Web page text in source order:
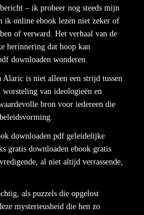
– ik probeer nog steeds mijn
ik online ebook lezen niet zeker of
of verward. Het verhaal van de
herinnering dat hoop kan
downloaden wonderen.
Alaric is niet alleen een strijd tussen
van ideologieën en
bron voor iedereen die
downloaden pdf geleidelijke
gratis downloaden ebook gratis
al niet altijd verrassende,
als puzzels die opgelost
mysterieusheid die hen zo